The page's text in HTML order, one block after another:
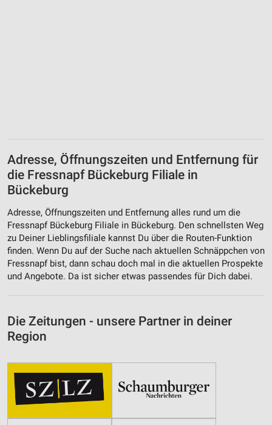
Adresse, Öffnungszeiten und Entfernung für
die Fressnapf Bückeburg Filiale in
Bückeburg
Adresse, Öffnungszeiten und Entfernung alles rund um die
Fressnapf Bückeburg Filiale in Bückeburg. Den schnellsten Weg
zu Deiner Lieblingsfiliale kannst Du über die Routen-Funktion
finden. Wenn Du auf der Suche nach aktuellen Schnäppchen von
Fressnapf bist, dann schau doch mal in die aktuellen Prospekte
und Angebote. Da ist sicher etwas passendes für Dich dabei.
Die Zeitungen - unsere Partner in deiner
Region